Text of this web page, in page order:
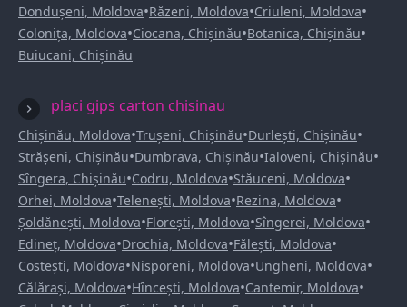
Dondușeni, Moldova•Răzeni, Moldova•Criuleni, Moldova•
Colonița, Moldova•Ciocana, Chișinău•Botanica, Chișinău•
Buiucani, Chișinău
placi gips carton chisinau
Chișinău, Moldova•Trușeni, Chișinău•Durlești, Chișinău•
Strășeni, Chișinău•Dumbrava, Chișinău•Ialoveni, Chișinău•
Sîngera, Chișinău•Codru, Moldova•Stăuceni, Moldova•
Orhei, Moldova•Telenești, Moldova•Rezina, Moldova•
Șoldănești, Moldova•Florești, Moldova•Sîngerei, Moldova•
Edineț, Moldova•Drochia, Moldova•Fălești, Moldova•
Costești, Moldova•Nisporeni, Moldova•Ungheni, Moldova•
Călărași, Moldova•Hîncești, Moldova•Cantemir, Moldova•